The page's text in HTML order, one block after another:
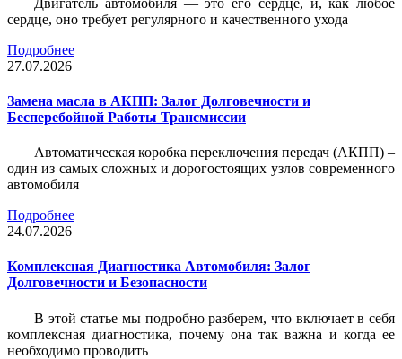
сердце, оно требует регулярного и качественного ухода
Подробнее
27.07.2026
Замена масла в АКПП: Залог Долговечности и
Бесперебойной Работы Трансмиссии
Автоматическая коробка переключения передач (АКПП) –
один из самых сложных и дорогостоящих узлов современного
автомобиля
Подробнее
24.07.2026
Комплексная Диагностика Автомобиля: Залог
Долговечности и Безопасности
В этой статье мы подробно разберем, что включает в себя
комплексная диагностика, почему она так важна и когда ее
необходимо проводить